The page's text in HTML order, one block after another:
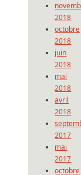
2018
octobre
2018
juin
2018
mai
2018
avril
2018
2017
mai
2017
octobre